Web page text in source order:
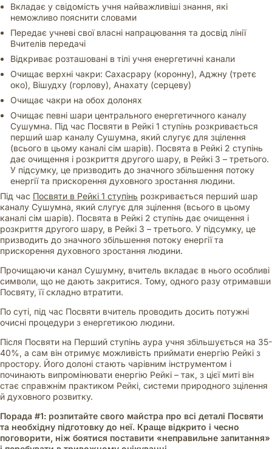
Вкладає у свідомість учня найважливіші знання, які
неможливо пояснити словами
Передає учневі свої власні напрацювання та досвід лінії
Вчителів передачі
Відкриває розташовані в тілі учня енергетичні канали
Очищає верхні чакри: Сахасрару (коронну), Аджну (третє
око), Вішудху (горлову), Анахату (серцеву)
Очищає чакри на обох долонях
Очищає певні шари центрального енергетичного каналу
Сушумна. Під час Посвяти в Рейкі 1 ступінь розкривається
перший шар каналу Сушумна, який слугує для зцілення
(всього в цьому каналі сім шарів). Посвята в Рейкі 2 ступінь
дає очищення і розкриття другого шару, в Рейкі 3 – третього.
У підсумку, це призводить до значного збільшення потоку
енергії та прискорення духовного зростання людини.
Під час Посвяти в Рейкі 1 ступінь розкривається перший шар
каналу Сушумна, який слугує для зцілення (всього в цьому
каналі сім шарів). Посвята в Рейкі 2 ступінь дає очищення і
розкриття другого шару, в Рейкі 3 – третього. У підсумку, це
призводить до значного збільшення потоку енергії та
прискорення духовного зростання людини.
Прочищаючи канал Сушумну, вчитель вкладає в нього особливі
символи, що не дають закритися. Тому, одного разу отримавши
Посвяту, її складно втратити.
По суті, під час Посвяти вчитель проводить досить потужні
очисні процедури з енергетикою людини.
Після Посвяти на Перший ступінь аура учня збільшується на 35-
40%, а сам він отримує можливість приймати енергію Рейкі з
простору. Його долоні стають чарівним інструментом і
починають випромінювати енергію Рейкі – так, з цієї миті він
стає справжнім практиком Рейкі, системи природного зцілення
й духовного розвитку.
Порада #1: розпитайте свого майстра про всі деталі Посвяти
та необхідну підготовку до неї. Краще відкрито і чесно
поговорити, ніж боятися поставити «неправильне запитання»